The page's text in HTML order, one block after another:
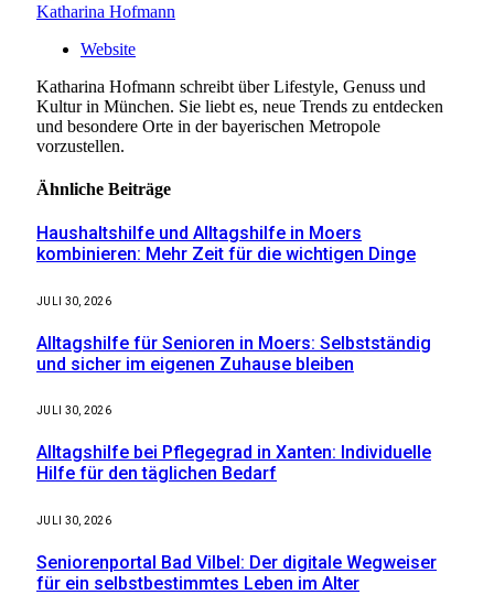
Katharina Hofmann
Website
Katharina Hofmann schreibt über Lifestyle, Genuss und
Kultur in München. Sie liebt es, neue Trends zu entdecken
und besondere Orte in der bayerischen Metropole
vorzustellen.
Ähnliche Beiträge
Haushaltshilfe und Alltagshilfe in Moers
kombinieren: Mehr Zeit für die wichtigen Dinge
JULI 30, 2026
Alltagshilfe für Senioren in Moers: Selbstständig
und sicher im eigenen Zuhause bleiben
JULI 30, 2026
Alltagshilfe bei Pflegegrad in Xanten: Individuelle
Hilfe für den täglichen Bedarf
JULI 30, 2026
Seniorenportal Bad Vilbel: Der digitale Wegweiser
für ein selbstbestimmtes Leben im Alter